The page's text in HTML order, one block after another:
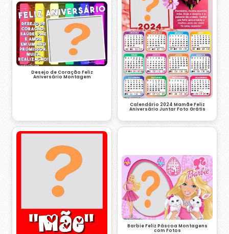
Desejo de Coração Feliz
Aniversário Montagem
Calendário 2024 Mamãe Feliz
Aniversário Juntar Foto Grátis
Barbie Feliz Páscoa Montagens
com Fotos